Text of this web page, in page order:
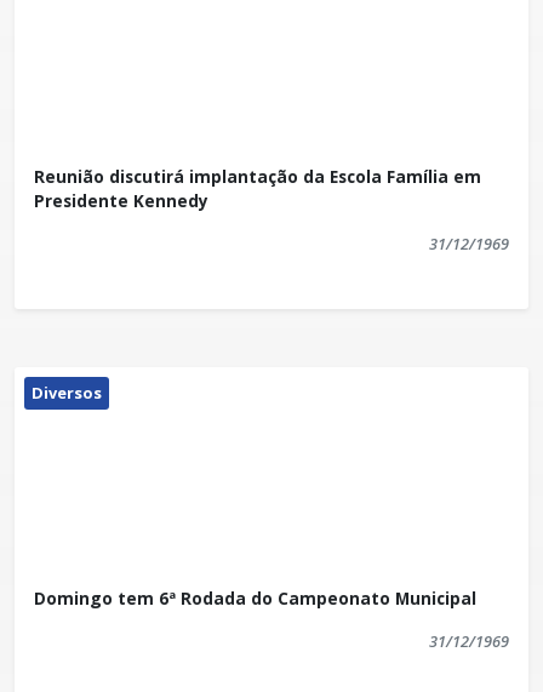
Reunião discutirá implantação da Escola Família em
Presidente Kennedy
31/12/1969
Diversos
Domingo tem 6ª Rodada do Campeonato Municipal
31/12/1969